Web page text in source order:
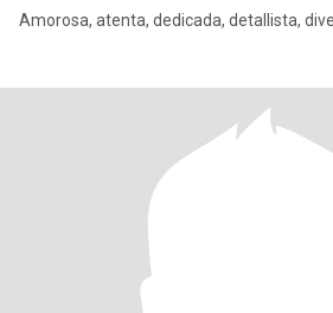
Amorosa, atenta, dedicada, detallista,